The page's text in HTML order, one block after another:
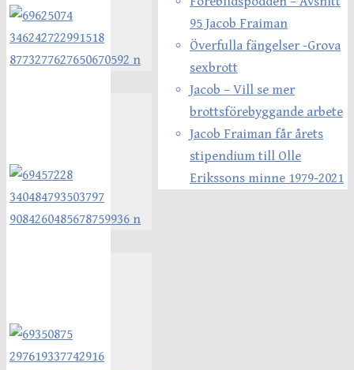
95 Jacob Fraiman
Överfulla fängelser -Grova
sexbrott
Jacob – Vill se mer
brottsförebyggande arbete
Jacob Fraiman får årets
stipendium till Olle
Erikssons minne 1979-2021